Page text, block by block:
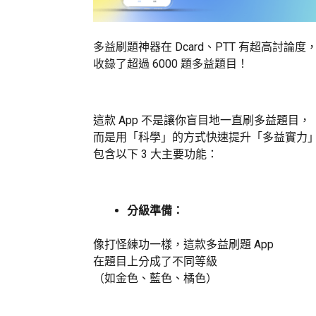
多益刷題神器在 Dcard、PTT 有超高討論度
收錄了超過 6000 題多益題目！
這款 App 不是讓你盲目地一直刷多益題目，
而是用「科學」的方式快速提升「多益實力
包含以下 3 大主要功能：
分級準備：
像打怪練功一樣，這款多益刷題 App
在題目上分成了不同等級
（如金色、藍色、橘色）